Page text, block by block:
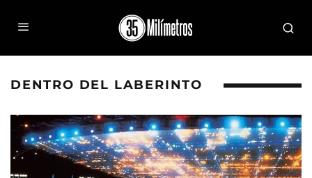
DENTRO DEL LABERINTO